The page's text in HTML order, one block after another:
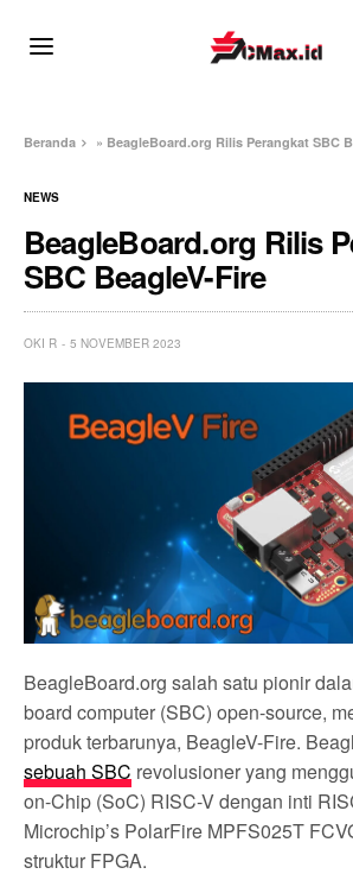
Beranda » BeagleBoard.org Rilis Perangkat SBC
NEWS
BeagleBoard.org Rilis
SBC BeagleV-Fire
OKI R 5 NOVEMBER 2023
BeagleBoard.org salah satu pionir
board computer (SBC) open-source,
produk terbarunya, BeagleV-Fire.
sebuah SBC revolusioner yang
on-Chip (SoC) RISC-V dengan inti
Microchip’s PolarFire MPFS025T
struktur FPGA.